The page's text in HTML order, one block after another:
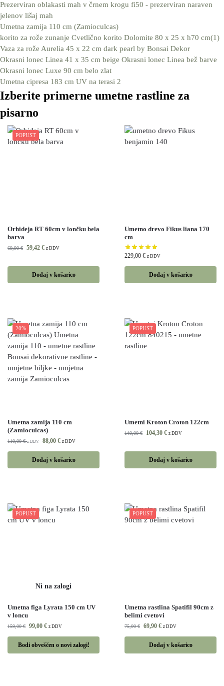
Prezerviran oblakasti mah v črnem krogu fi50 - prezerviran naraven
jelenov lišaj mah
Umetna zamija 110 cm (Zamioculcas)
korito za rože zunanje Cvetlično korito Dolomite 80 x 25 x h70 cm(1)
Vaza za rože Aurelia 45 x 22 cm dark pearl by Bonsai Dekor
Okrasni lonec Linea 41 x 35 cm beige Okrasni lonec Linea bež barve
Okrasni lonec Luxe 90 cm belo zlat
Umetna cipresa 183 cm UV na terasi 2
Izberite primerne umetne rastline za
pisarno
POPUST
Orhideja RT 60cm v lončku bela
barva
69,90€ 59,42 € z DDV
Dodaj v košarico
Umetno drevo Fikus liana 170
cm
229,00 € z DDV
Dodaj v košarico
20%
Umetna zamija 110 cm
(Zamioculcas)
110,00€ z DDV 88,00 € z DDV
Dodaj v košarico
POPUST
Umetni Kroton Croton 122cm
149,00€ 104,30 € z DDV
Dodaj v košarico
POPUST
Umetna figa Lyrata 150 cm UV
v loncu
159,00€ 99,00 € z DDV
Bodi obveščen o novi zalogi!
POPUST
Umetna rastlina Spatifil 90cm z
belimi cvetovi
75,00€ 69,90 € z DDV
Dodaj v košarico